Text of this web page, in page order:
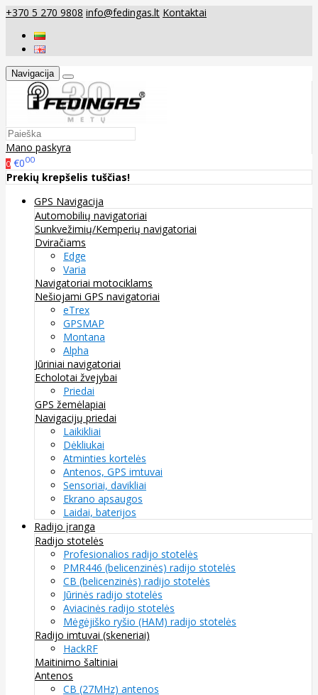
+370 5 270 9808 info@fedingas.lt Kontaktai
Navigacija
Mano paskyra
0 €000
Prekių krepšelis tuščias!
GPS Navigacija
Automobilių navigatoriai
Sunkvežimių/Kemperių navigatoriai
Dviračiams
Edge
Varia
Navigatoriai motociklams
Nešiojami GPS navigatoriai
eTrex
GPSMAP
Montana
Alpha
Jūriniai navigatoriai
Echolotai žvejybai
Priedai
GPS žemėlapiai
Navigacijų priedai
Laikikliai
Dėkliukai
Atminties kortelės
Antenos, GPS imtuvai
Sensoriai, davikliai
Ekrano apsaugos
Laidai, baterijos
Radijo įranga
Radijo stotelės
Profesionalios radijo stotelės
PMR446 (belicenzinės) radijo stotelės
CB (belicenzinės) radijo stotelės
Jūrinės radijo stotelės
Aviacinės radijo stotelės
Mėgėjiško ryšio (HAM) radijo stotelės
Radijo imtuvai (skeneriai)
HackRF
Maitinimo šaltiniai
Antenos
CB (27MHz) antenos